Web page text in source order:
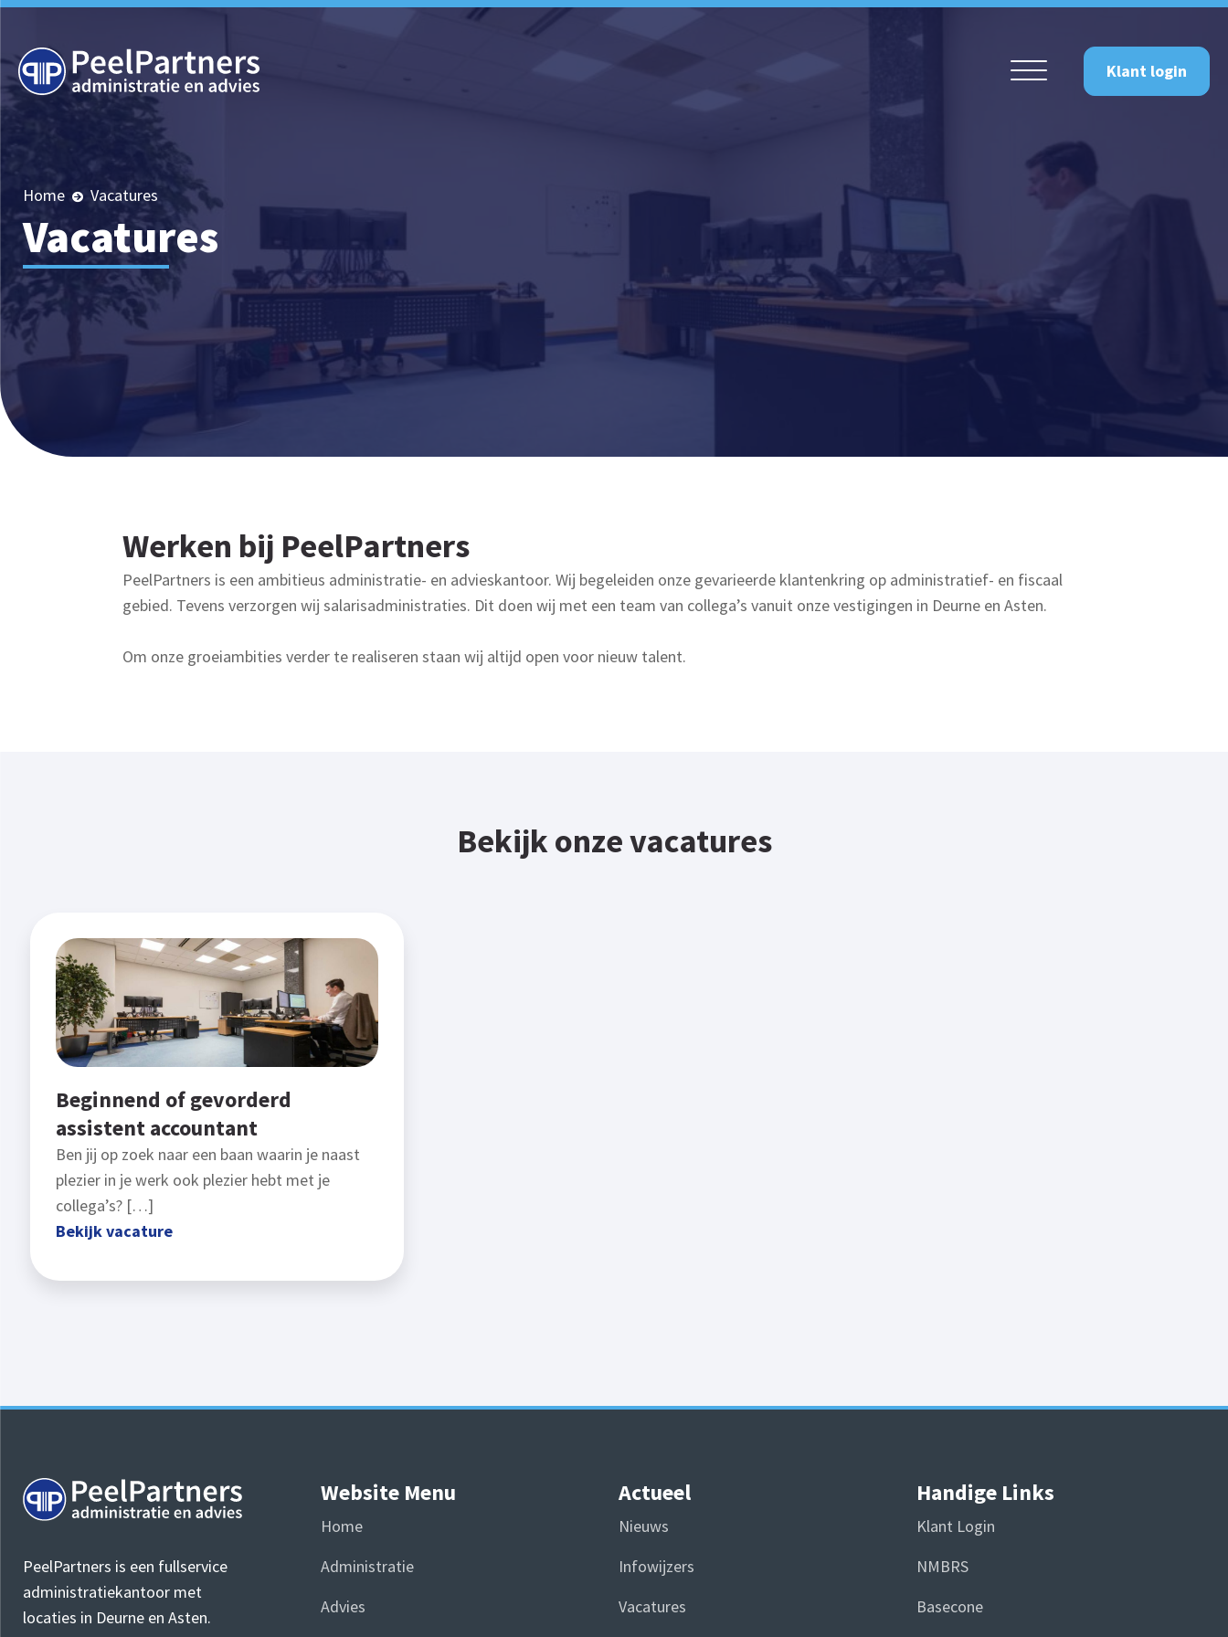
Klant login
Home Vacatures
Vacatures
Werken bij PeelPartners
PeelPartners is een ambitieus administratie- en advieskantoor. Wij begeleiden onze gevarieerde klantenkring op administratief- en fiscaal
gebied. Tevens verzorgen wij salarisadministraties. Dit doen wij met een team van collega’s vanuit onze vestigingen in Deurne en Asten.
Om onze groeiambities verder te realiseren staan wij altijd open voor nieuw talent.
Bekijk onze vacatures
Beginnend of gevorderd
assistent accountant
Ben jij op zoek naar een baan waarin je naast
plezier in je werk ook plezier hebt met je
collega’s? […]
Bekijk vacature
PeelPartners is een fullservice
administratiekantoor met
locaties in Deurne en Asten.
Website Menu
Home
Administratie
Advies
Actueel
Nieuws
Infowijzers
Vacatures
Handige Links
Klant Login
NMBRS
Basecone